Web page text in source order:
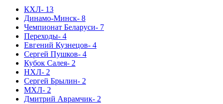
КХЛ- 13
Динамо-Минск- 8
Чемпионат Беларуси- 7
Переходы- 4
Евгений Кузнецов- 4
Сергей Пушков- 4
Кубок Салея- 2
НХЛ- 2
Сергей Брылин- 2
МХЛ- 2
Дмитрий Аврамчик- 2